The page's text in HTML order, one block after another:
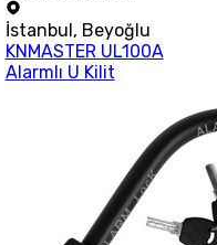
İstanbul, Beyoğlu
KNMASTER UL100A
Alarmlı U Kilit